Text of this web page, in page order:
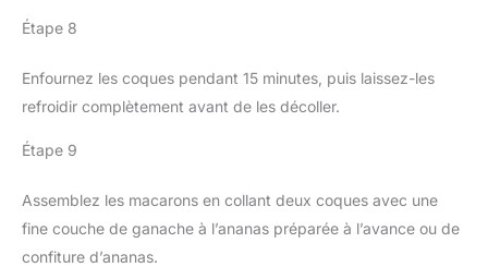
Étape 8
Enfournez les coques pendant 15 minutes, puis laissez-les
refroidir complètement avant de les décoller.
Étape 9
Assemblez les macarons en collant deux coques avec une
fine couche de ganache à l’ananas préparée à l’avance ou de
confiture d’ananas.